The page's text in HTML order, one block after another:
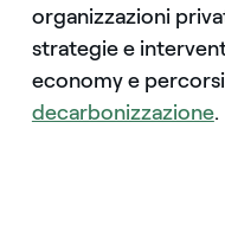
organizzazioni
strategie e
economy e
decarbonizzazione.